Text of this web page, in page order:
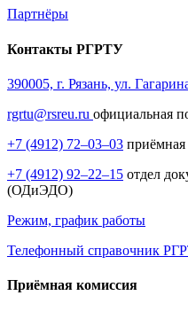
Партнёры
Контакты РГРТУ
390005, г. Рязань, ул.
rgrtu@rsreu.ru официальная
+7 (4912) 72–03–03 приёмная
+7 (4912) 92–22–15 отдел
(ОДиЭДО)
Режим, график работы
Телефонный справочник
Приёмная комиссия